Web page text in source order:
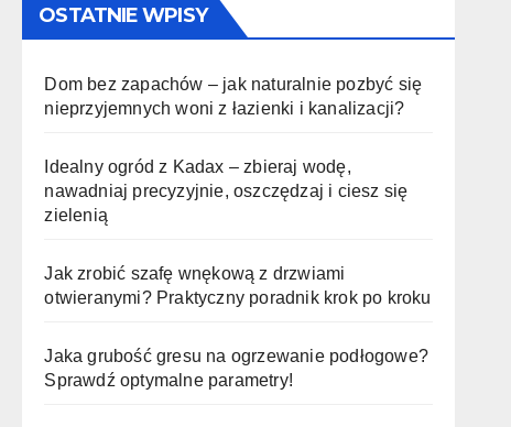
OSTATNIE WPISY
Dom bez zapachów – jak naturalnie pozbyć się
nieprzyjemnych woni z łazienki i kanalizacji?
Idealny ogród z Kadax – zbieraj wodę,
nawadniaj precyzyjnie, oszczędzaj i ciesz się
zielenią
Jak zrobić szafę wnękową z drzwiami
otwieranymi? Praktyczny poradnik krok po kroku
Jaka grubość gresu na ogrzewanie podłogowe?
Sprawdź optymalne parametry!